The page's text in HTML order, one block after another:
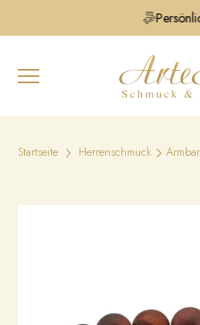
Startseite Herrenschmuck